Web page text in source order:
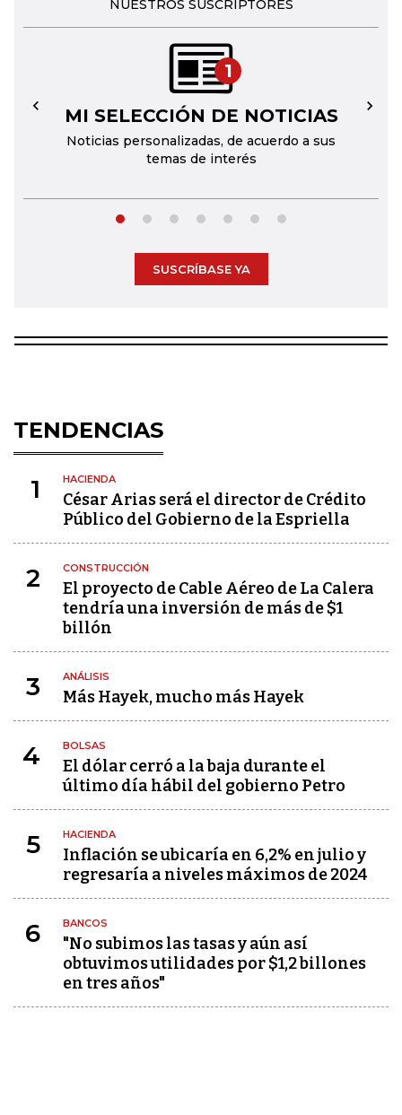
NUESTROS SUSCRIPTORES
1
MI SELECCIÓN DE NOTICIAS
Noticias personalizadas, de acuerdo a sus
temas de interés
← →
SUSCRÍBASE YA
TENDENCIAS
1 HACIENDA
César Arias será el director de Crédito
Público del Gobierno de la Espriella
2 CONSTRUCCIÓN
El proyecto de Cable Aéreo de La Calera
tendría una inversión de más de $1
billón
3 ANÁLISIS
Más Hayek, mucho más Hayek
4 BOLSAS
El dólar cerró a la baja durante el
último día hábil del gobierno Petro
5 HACIENDA
Inflación se ubicaría en 6,2% en julio y
regresaría a niveles máximos de 2024
6 BANCOS
"No subimos las tasas y aún así
obtuvimos utilidades por $1,2 billones
en tres años"